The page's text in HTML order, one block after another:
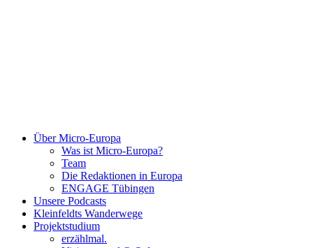
Über Micro-Europa
Was ist Micro-Europa?
Team
Die Redaktionen in Europa
ENGAGE Tübingen
Unsere Podcasts
Kleinfeldts Wanderwege
Projektstudium
erzählmal.